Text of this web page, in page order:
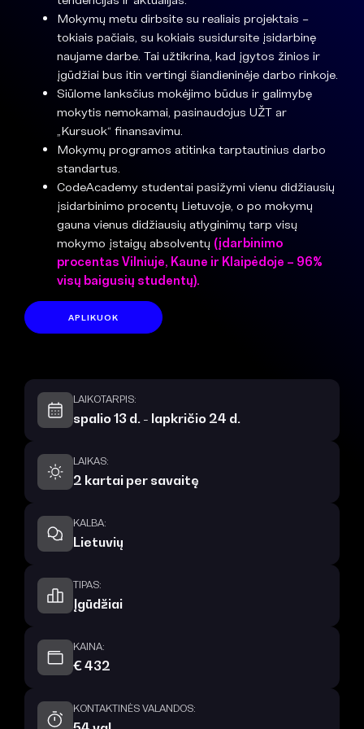
Mokymų metu dirbsite su realiais projektais –
tokiais pačiais, su kokiais susidursite įsidarbinę
naujame darbe. Tai užtikrina, kad įgytos žinios ir
įgūdžiai bus itin vertingi šiandieninėje darbo rinkoje.
Siūlome lanksčius mokėjimo būdus ir galimybę
mokytis nemokamai, pasinaudojus UŽT ar
„Kursuok“ finansavimu.
Mokymų programos atitinka tarptautinius darbo
standartus.
CodeAcademy studentai pasižymi vienu didžiausių
įsidarbinimo procentų Lietuvoje, o po mokymų
gauna vienus didžiausių atlyginimų tarp visų
mokymo įstaigų absolventų (įdarbinimo
procentas Vilniuje, Kaune ir Klaipėdoje – 96%
visų baigusių studentų).
APLIKUOK
LAIKOTARPIS:
spalio 13 d. - lapkričio 24 d.
LAIKAS:
2 kartai per savaitę
KALBA:
Lietuvių
TIPAS:
Įgūdžiai
KAINA:
€ 432
KONTAKTINĖS VALANDOS: